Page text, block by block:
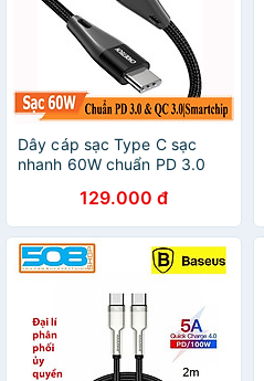
Dây cáp sạc Type C sạc
nhanh 60W chuẩn PD 3.0
CHOETECH XCC-1003 (chip
sạc thông minh, truyền tải
dữ liệu cao 480Mbps) -
hàng nhập khẩu
129.000 đ